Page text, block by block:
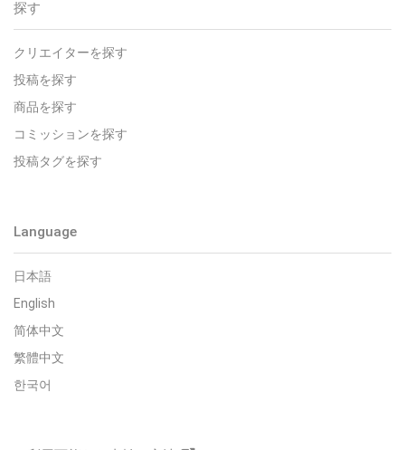
探す
クリエイターを探す
投稿を探す
商品を探す
コミッションを探す
投稿タグを探す
Language
日本語
English
简体中文
繁體中文
한국어